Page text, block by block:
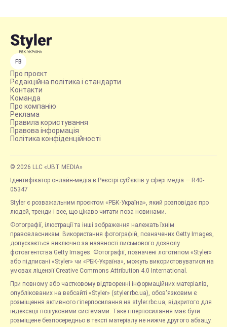
FB
Про проєкт
Редакційна політика і стандарти
Контакти
Команда
Про компанію
Реклама
Правила користування
Правова інформація
Політика конфіденційності
© 2026 LLC «UBT MEDIA»
Ідентифікатор онлайн-медіа в Реєстрі суб’єктів у сфері медіа — R40-
05347
Styler є розважальним проєктом «РБК-Україна», який розповідає про
людей, тренди і все, що цікаво читати поза новинами.
Фотографії, ілюстрації та інші зображення належать їхнім
правовласникам. Використання фотографій, позначених Getty Images,
допускається виключно за наявності письмового дозволу
фотоагентства Getty Images. Фотографії, позначені логотипом «Styler»
або підписані «Styler» чи «РБК-Україна», можуть використовуватися на
умовах ліцензії Creative Commons Attribution 4.0 International.
При повному або частковому відтворенні інформаційних матеріалів,
опублікованих на вебсайті «Styler» (styler.rbc.ua), обов'язковим є
розміщення активного гіперпосилання на styler.rbc.ua, відкритого для
індексації пошуковими системами. Таке гіперпосилання має бути
розміщене безпосередньо в тексті матеріалу не нижче другого абзацу.